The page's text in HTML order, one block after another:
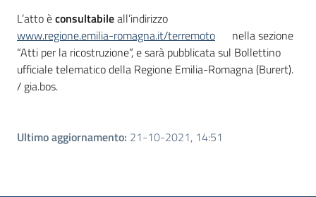
L’atto èconsultabileall’indirizzo
www.regione.emilia-romagna.it/terremoto
nella sezione
“Atti per la ricostruzione”, e sarà pubblicata sul Bollettino
ufficiale telematico della Regione Emilia-Romagna (Burert).
/ gia.bos.
Ultimo aggiornamento: 21-10-2021, 14:51